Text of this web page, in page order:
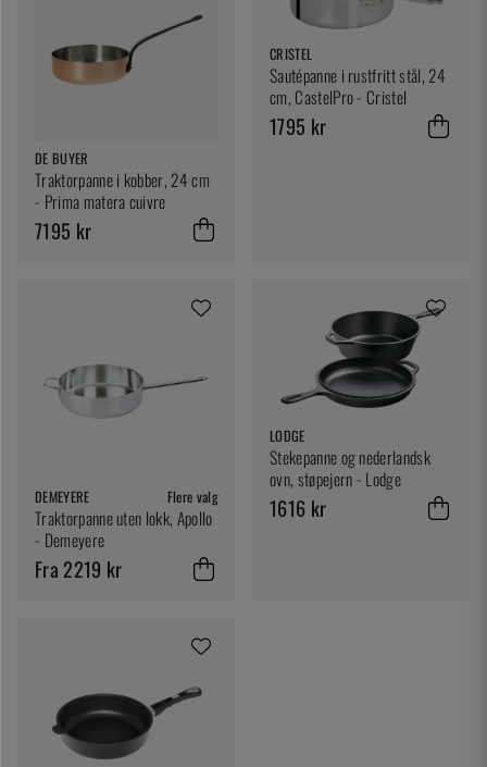
DE BUYER
Traktorpanne i kobber, 24 cm
- Prima matera cuivre
7195 kr
CRISTEL
Sautépanne i rustfritt stål, 24
cm, CastelPro - Cristel
1795 kr
DEMEYERE Flere valg
Traktorpanne uten lokk, Apollo
- Demeyere
Fra 2219 kr
LODGE
Stekepanne og nederlandsk
ovn, støpejern - Lodge
1616 kr